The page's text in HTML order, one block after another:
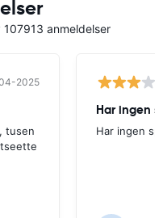
anmeldelser
2025
tusen
Har ingen
Har ingen